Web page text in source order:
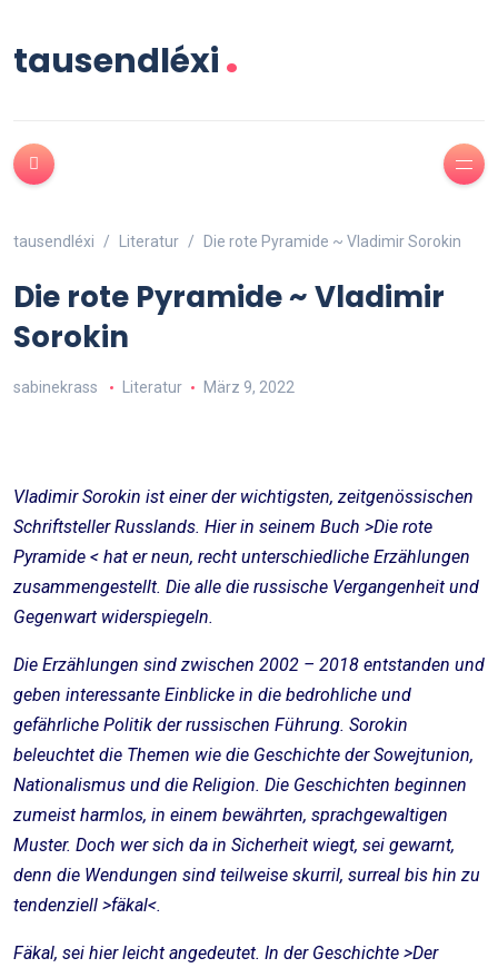
tausendléxi.
tausendléxi Literatur Die rote Pyramide ~ Vladimir Sorokin
Die rote Pyramide ~ Vladimir
Sorokin
sabinekrass Literatur März 9, 2022
Vladimir Sorokin ist einer der wichtigsten, zeitgenössischen
Schriftsteller Russlands. Hier in seinem Buch >Die rote
Pyramide < hat er neun, recht unterschiedliche Erzählungen
zusammengestellt. Die alle die russische Vergangenheit und
Gegenwart widerspiegeln.
Die Erzählungen sind zwischen 2002 – 2018 entstanden und
geben interessante Einblicke in die bedrohliche und
gefährliche Politik der russischen Führung. Sorokin
beleuchtet die Themen wie die Geschichte der Sowejtunion,
Nationalismus und die Religion. Die Geschichten beginnen
zumeist harmlos, in einem bewährten, sprachgewaltigen
Muster. Doch wer sich da in Sicherheit wiegt, sei gewarnt,
denn die Wendungen sind teilweise skurril, surreal bis hin zu
tendenziell >fäkal<.
Fäkal, sei hier leicht angedeutet. In der Geschichte >Der